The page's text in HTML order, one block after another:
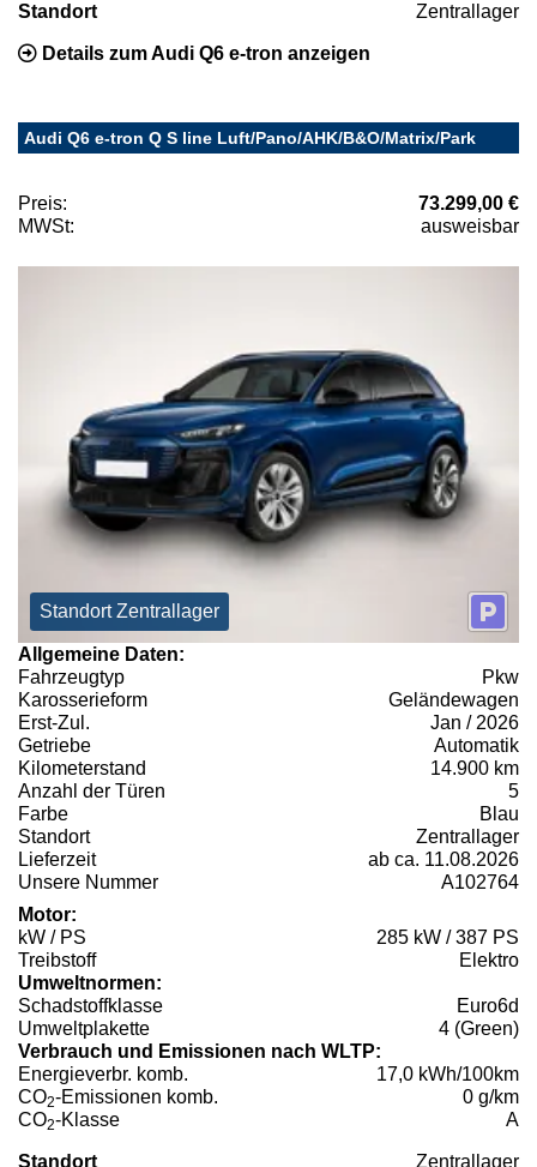
Standort Zentrallager
Details zum Audi Q6 e-tron anzeigen
Audi Q6 e-tron Q S line Luft/Pano/AHK/B&O/Matrix/Park
Preis:
73.299,00 €
MWSt:
ausweisbar
Standort Zentrallager
Allgemeine Daten:
Fahrzeugtyp
Pkw
Karosserieform
Geländewagen
Erst-Zul.
Jan / 2026
Getriebe
Automatik
Kilometerstand
14.900 km
Anzahl der Türen
5
Farbe
Blau
Standort
Zentrallager
Lieferzeit
ab ca. 11.08.2026
Unsere Nummer
A102764
Motor:
kW / PS
285 kW / 387 PS
Treibstoff
Elektro
Umweltnormen:
Schadstoffklasse
Euro6d
Umweltplakette
4 (Green)
Verbrauch und Emissionen nach WLTP:
Energieverbr. komb.
17,0 kWh/100km
CO2-Emissionen komb.
0 g/km
CO2-Klasse A
Standort Zentrallager